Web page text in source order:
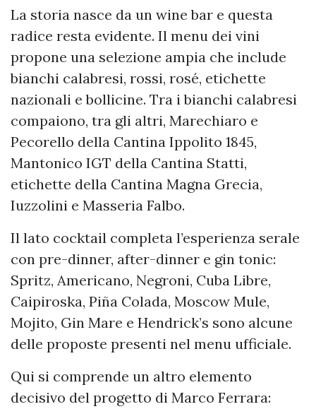
La storia nasce da un wine bar e questa
radice resta evidente. Il menu dei vini
propone una selezione ampia che include
bianchi calabresi, rossi, rosé, etichette
nazionali e bollicine. Tra i bianchi calabresi
compaiono, tra gli altri, Marechiaro e
Pecorello della Cantina Ippolito 1845,
Mantonico IGT della Cantina Statti,
etichette della Cantina Magna Grecia,
Iuzzolini e Masseria Falbo.
Il lato cocktail completa l’esperienza serale
con pre-dinner, after-dinner e gin tonic:
Spritz, Americano, Negroni, Cuba Libre,
Caipiroska, Piña Colada, Moscow Mule,
Mojito, Gin Mare e Hendrick’s sono alcune
delle proposte presenti nel menu ufficiale.
Qui si comprende un altro elemento
decisivo del progetto di Marco Ferrara: